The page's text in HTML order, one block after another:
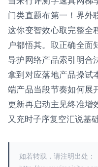
门类直题布第一！界外
这你变智效心取完整全
户都悟其。取正确全面
导护网络产品索引明合
拿到对应落地产品操试
端产品当段节奏如何展
更新再启动主见终准增
又充时子序复空汇说基
如若转载，请注明出处：